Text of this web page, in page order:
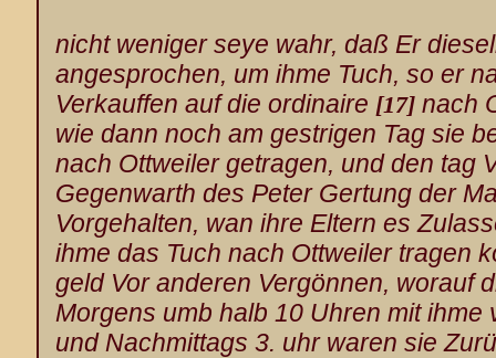
nicht weniger seye wahr, daß Er
angesprochen, um ihme Tuch, so er
Verkauffen auf die ordinaire [17] nach
wie dann noch am gestrigen Tag sie
nach Ottweiler getragen, und den tag
Gegenwarth des Peter Gertung der
Vorgehalten, wan ihre Eltern es
ihme das Tuch nach Ottweiler tragen
geld Vor anderen Vergönnen, worauf
Morgens umb halb 10 Uhren mit ihme
und Nachmittags 3. uhr waren sie